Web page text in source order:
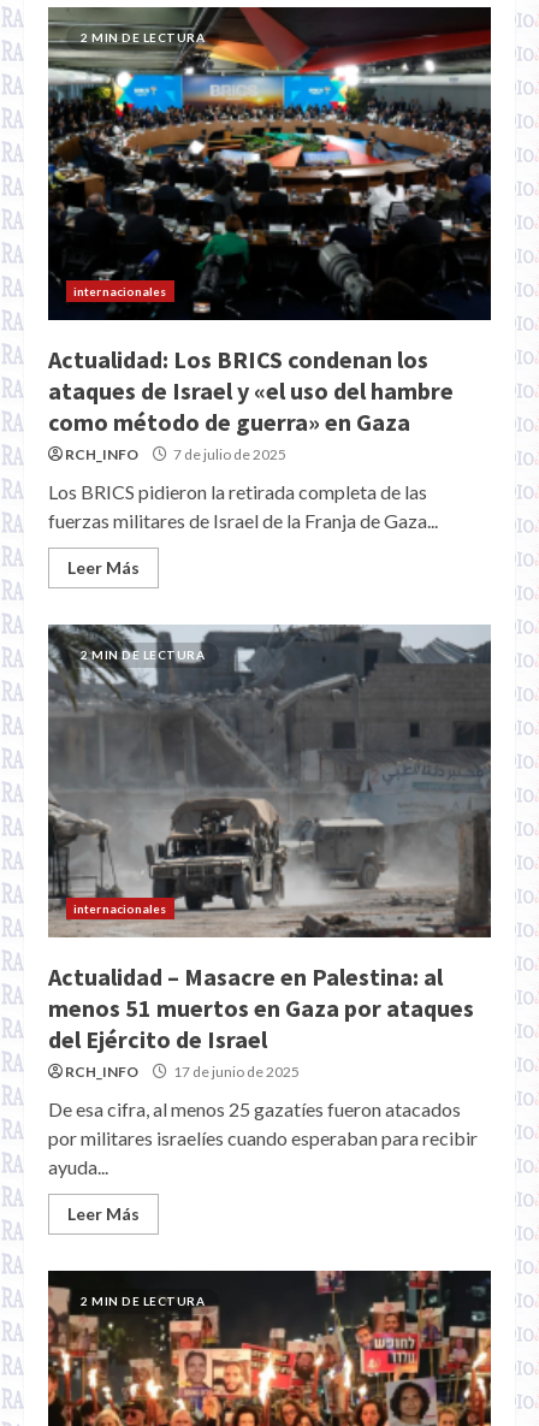
2 MIN DE LECTURA
internacionales
Actualidad: Los BRICS condenan los
ataques de Israel y «el uso del hambre
como método de guerra» en Gaza
RCH_INFO 7 de julio de 2025
Los BRICS pidieron la retirada completa de las
fuerzas militares de Israel de la Franja de Gaza...
Leer Más
2 MIN DE LECTURA
internacionales
Actualidad – Masacre en Palestina: al
menos 51 muertos en Gaza por ataques
del Ejército de Israel
RCH_INFO 17 de junio de 2025
De esa cifra, al menos 25 gazatíes fueron atacados
por militares israelíes cuando esperaban para recibir
ayuda...
Leer Más
2 MIN DE LECTURA